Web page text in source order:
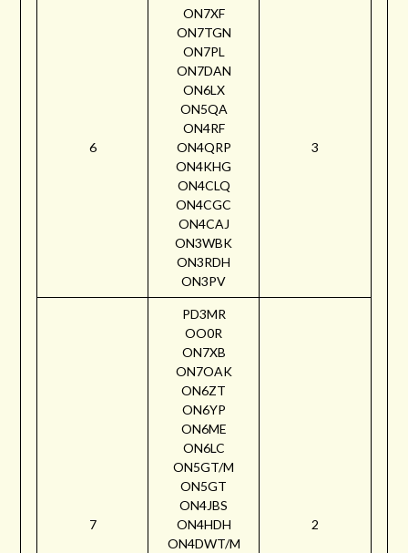
6
ON7XF
ON7TGN
ON7PL
ON7DAN
ON6LX
ON5QA
ON4RF
ON4QRP
ON4KHG
ON4CLQ
ON4CGC
ON4CAJ
ON3WBK
ON3RDH
ON3PV
3
7
PD3MR
OO0R
ON7XB
ON7OAK
ON6ZT
ON6YP
ON6ME
ON6LC
ON5GT/M
ON5GT
ON4JBS
ON4HDH
ON4DWT/M
2